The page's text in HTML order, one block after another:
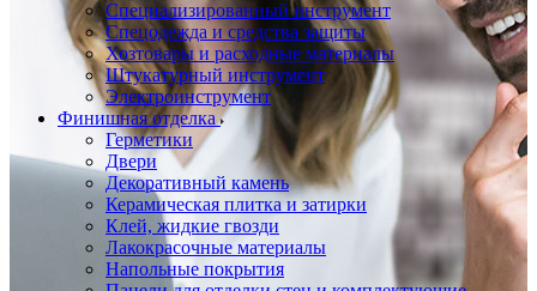
Специализированный инструмент
Спецодежда и средства защиты
Хозтовары и расходные материалы
Штукатурный инструмент
Электроинструмент
Финишная отделка
Герметики
Двери
Декоративный камень
Керамическая плитка и затирки
Клей, жидкие гвозди
Лакокрасочные материалы
Напольные покрытия